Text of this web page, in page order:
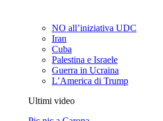
NO all’iniziativa UDC
Iran
Cuba
Palestina e Israele
Guerra in Ucraina
L’America di Trump
Ultimi video